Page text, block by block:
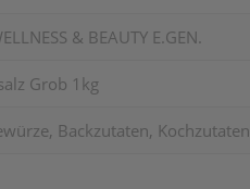
& BEAUTY E.GEN.
Grob 1kg
Backzutaten, Kochzutaten